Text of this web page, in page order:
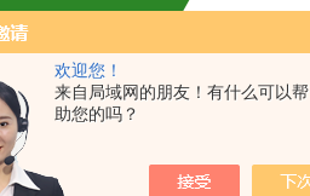
欢迎您！
来自局域网的朋友！有什么可以帮
助您的吗？